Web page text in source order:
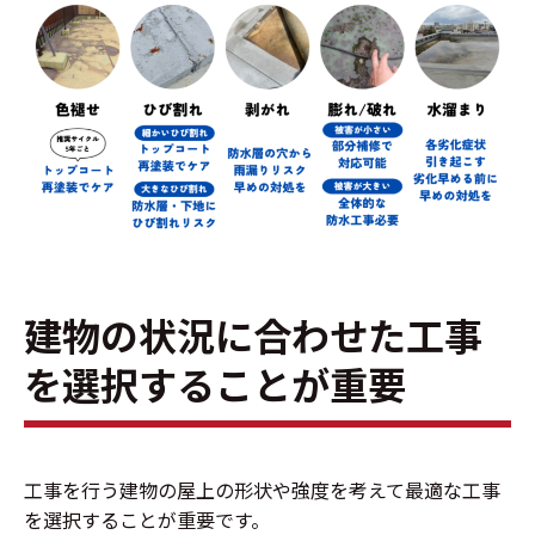
建物の状況に合わせた工事
を選択することが重要
工事を行う建物の屋上の形状や強度を考えて最適な工事
を選択することが重要です。